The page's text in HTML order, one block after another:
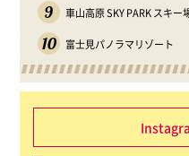
9 車山高原 SKY PARK スキー
10 富士見パノラマリゾート